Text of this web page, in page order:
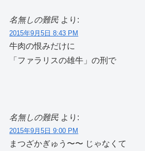
名無しの難民 より:
2015年9月5日 8:43 PM
牛肉の恨みだけに
「ファラリスの雄牛」の刑で
名無しの難民 より:
2015年9月5日 9:00 PM
まつざかぎゅう〜〜 じゃなくて